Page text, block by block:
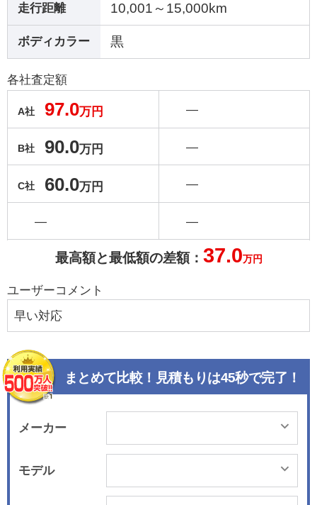
走行距離 10,001～15,000km
ボディカラー 黒
各社査定額
A社 97.0万円
B社 90.0万円
C社 60.0万円
―
―
―
―
―
最高額と最低額の差額： 37.0万円
ユーザーコメント
早い対応
まとめて比較！見積もりは45秒で完了！
メーカー
モデル